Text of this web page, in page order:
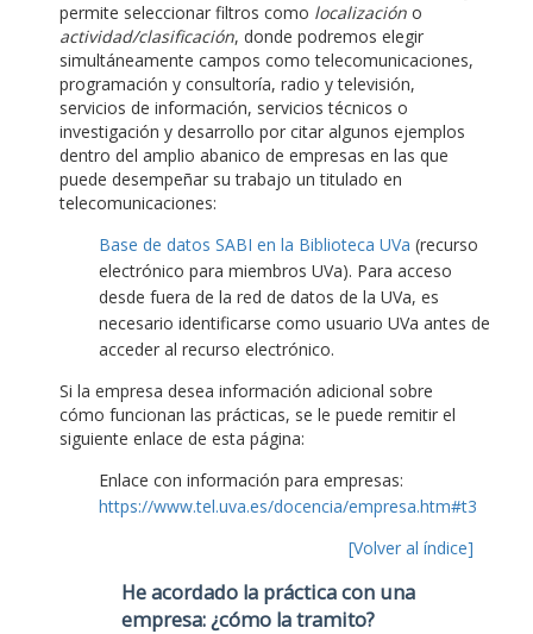
permite seleccionar filtros como localización o
actividad/clasificación, donde podremos elegir
simultáneamente campos como telecomunicaciones,
programación y consultoría, radio y televisión,
servicios de información, servicios técnicos o
investigación y desarrollo por citar algunos ejemplos
dentro del amplio abanico de empresas en las que
puede desempeñar su trabajo un titulado en
telecomunicaciones:
Base de datos SABI en la Biblioteca UVa (recurso
electrónico para miembros UVa). Para acceso
desde fuera de la red de datos de la UVa, es
necesario identificarse como usuario UVa antes de
acceder al recurso electrónico.
Si la empresa desea información adicional sobre
cómo funcionan las prácticas, se le puede remitir el
siguiente enlace de esta página:
Enlace con información para empresas:
https://www.tel.uva.es/docencia/empresa.htm#t3
[Volver al índice]
He acordado la práctica con una
empresa: ¿cómo la tramito?